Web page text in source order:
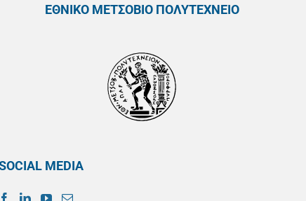
ΕΘΝΙΚΟ ΜΕΤΣΟΒΙΟ ΠΟΛΥΤΕΧΝΕΙΟ
MEDIA